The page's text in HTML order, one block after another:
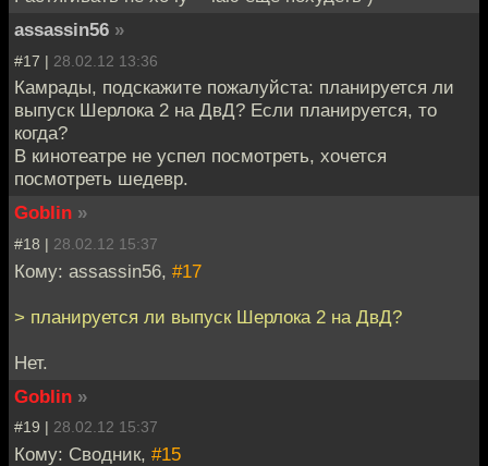
assassin56 »
#17 | 28.02.12 13:36
Камрады, подскажите пожалуйста: планируется ли
выпуск Шерлока 2 на ДвД? Если планируется, то
когда?
В кинотеатре не успел посмотреть, хочется
посмотреть шедевр.
Goblin »
#18 | 28.02.12 15:37
Кому: assassin56, #17
> планируется ли выпуск Шерлока 2 на ДвД?
Нет.
Goblin »
#19 | 28.02.12 15:37
Кому: Сводник, #15